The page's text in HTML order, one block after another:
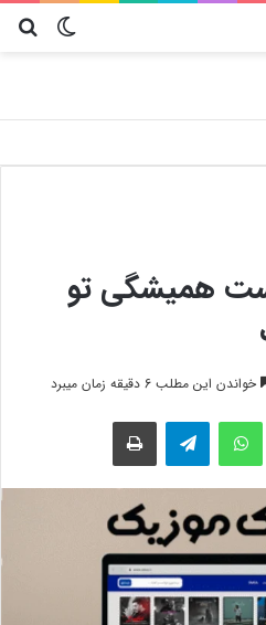
تغییر
جنرال مکس
همیشگی تو
خواندن این مطلب 6 دقیقه زمان میبرد
واتس آپ